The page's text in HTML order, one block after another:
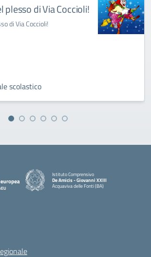
plesso di Via Coccioli!
di Via Coccioli!
scolastico
Istituto Comprensivo
De Amicis - Giovanni XXIII
Acquaviva delle Fonti (BA)
— Visita la pagina iniziale della scuola